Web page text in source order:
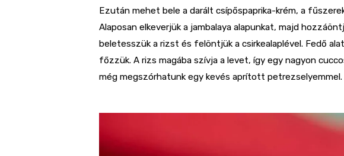
Ezután mehet bele a darált csípőspaprika-krém, a
Alaposan elkeverjük a jambalaya alapunkat, majd
beletesszük a rizst és felöntjük a csirkealaplével. Fedő
főzzük. A rizs magába szívja a levet, így egy nagyon
még megszórhatunk egy kevés aprított petrezselyemmel.